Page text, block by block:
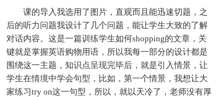
课的导入我选用了图片，直观而且能迅速切题，之
后的听力问题我设计了几个问题，能让学生大致的了解
对话内容。这是一篇训练学生如何shopping的文章，关
键就是掌握英语购物用语，所以我每一部分的设计都是
围绕这一主题，知识点呈现完毕后，就是引入情景，让
学生在情境中学会句型，比如，第一个情景，我想让大
家练习try on这一句型，所以，就以天冷了，老师没有厚